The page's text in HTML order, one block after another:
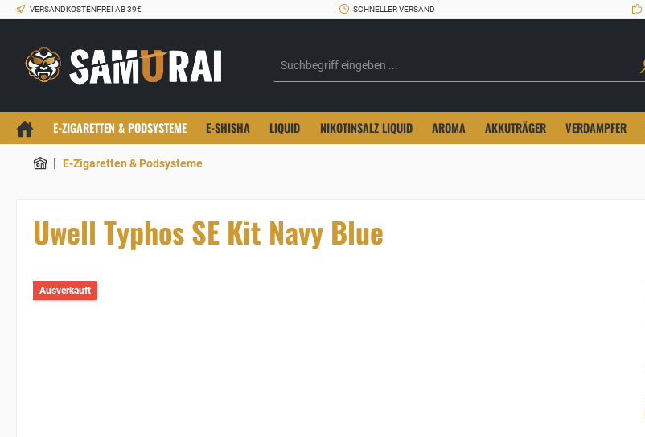
VERSANDKOSTENFREI AB 39€ SCHNELLER VERSAND
E-ZIGARETTEN & PODSYSTEME E-SHISHA LIQUID NIKOTINSALZ LIQUID AROMA AKKUTRÄGER VERDAMPFER
| E-Zigaretten & Podsysteme
Uwell Typhos SE Kit Navy Blue
Ausverkauft